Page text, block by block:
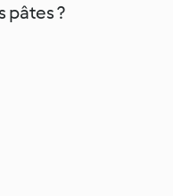
pâtes ?